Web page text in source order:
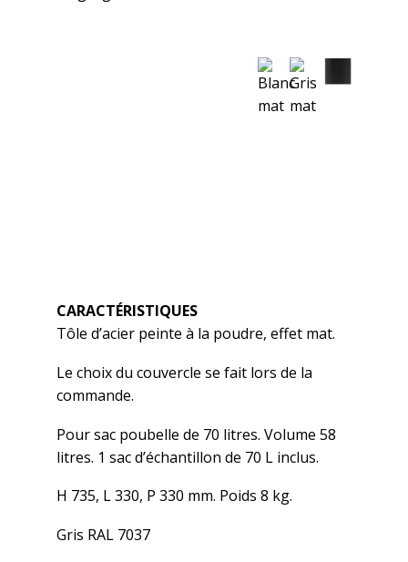
CARACTÉRISTIQUES
Tôle d’acier peinte à la poudre, effet mat.
Le choix du couvercle se fait lors de la
commande.
Pour sac poubelle de 70 litres. Volume 58
litres. 1 sac d’échantillon de 70 L inclus.
H 735, L 330, P 330 mm. Poids 8 kg.
Gris RAL 7037